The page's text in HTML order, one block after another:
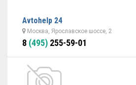
Avtohelp 24
Москва, Ярославское шоссе, 2
8 (495) 255-59-01